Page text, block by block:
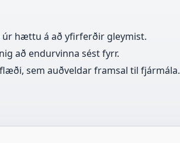
hættu á að yfirferðir gleymist.
að endurvinna sést fyrr.
sem auðveldar framsal til fjármála.